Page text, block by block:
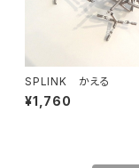
SPLINK かえる
¥1,760